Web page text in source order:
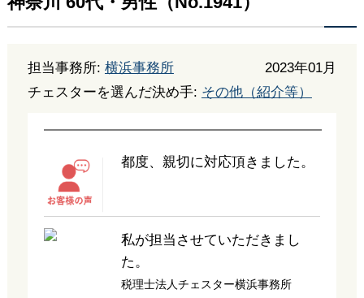
担当事務所: 横浜事務所
2023年01月
チェスターを選んだ決め手: その他（紹介等）
都度、親切に対応頂きました。
私が担当させていただきまし
た。
税理士法人チェスター横浜事務所